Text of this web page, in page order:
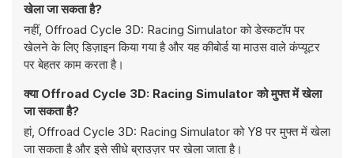
खेला जा सकता है?
नहीं, Offroad Cycle 3D: Racing Simulator को डेस्कटॉप पर
खेलने के लिए डिज़ाइन किया गया है और यह कीबोर्ड या माउस वाले कंप्यूटर
पर बेहतर काम करता है।
क्या Offroad Cycle 3D: Racing Simulator को मुफ्त में खेला
जा सकता है?
हां, Offroad Cycle 3D: Racing Simulator को Y8 पर मुफ्त में खेला
जा सकता है और इसे सीधे ब्राउज़र पर खेला जाता है।